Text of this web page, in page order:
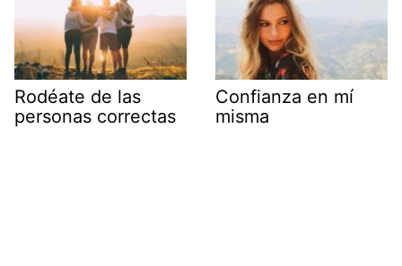
Rodéate de las
personas correctas
Confianza en mí
misma